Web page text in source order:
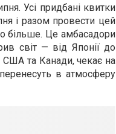
Усі придбані квитки
і разом провести цей
більше. Це амбасадори
світ — від Японії до
США та Канади, чекає на
в атмосферу